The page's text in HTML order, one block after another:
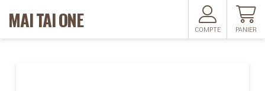
MAI TAI ONE COMPTE PANIER